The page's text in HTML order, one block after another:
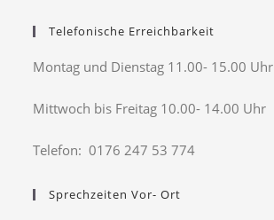
Telefonische Erreichbarkeit
Montag und Dienstag 11.00- 15.00 Uhr
Mittwoch bis Freitag 10.00- 14.00 Uhr
Telefon: 0176 247 53 774
Sprechzeiten Vor- Ort